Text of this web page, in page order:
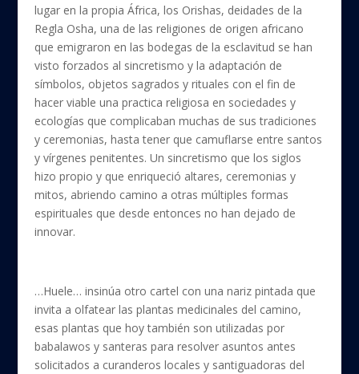
lugar en la propia África, los Orishas, deidades de la
Regla Osha, una de las religiones de origen africano
que emigraron en las bodegas de la esclavitud se han
visto forzados al sincretismo y la adaptación de
símbolos, objetos sagrados y rituales con el fin de
hacer viable una practica religiosa en sociedades y
ecologías que complicaban muchas de sus tradiciones
y ceremonias, hasta tener que camuflarse entre santos
y vírgenes penitentes. Un sincretismo que los siglos
hizo propio y que enriqueció altares, ceremonias y
mitos, abriendo camino a otras múltiples formas
espirituales que desde entonces no han dejado de
innovar.
…Huele… insinúa otro cartel con una nariz pintada que
invita a olfatear las plantas medicinales del camino,
esas plantas que hoy también son utilizadas por
babalawos y santeras para resolver asuntos antes
solicitados a curanderos locales y santiguadoras del